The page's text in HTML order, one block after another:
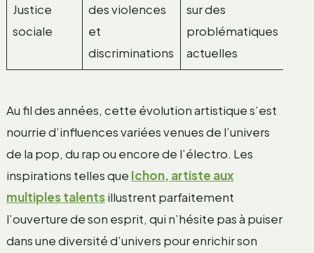
Justice
sociale
des violences
et
discriminations
sur des
problématiques
actuelles
Au fil des années, cette évolution artistique s’est
nourrie d’influences variées venues de l’univers
de la pop, du rap ou encore de l’électro. Les
inspirations telles que Ichon, artiste aux
multiples talentsillustrent parfaitement
l’ouverture de son esprit, qui n’hésite pas à puiser
dans une diversité d’univers pour enrichir son